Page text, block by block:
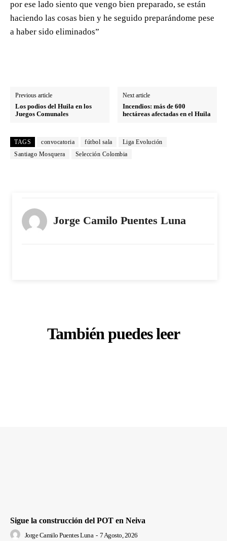
por ese lado siento que vengo bien preparado, se están
haciendo las cosas bien y he seguido preparándome pese
a haber sido eliminados”
Previous article
Los podios del Huila en los
Juegos Comunales
Next article
Incendios: más de 600
hectáreas afectadas en el Huila
TAGS convocatoria fútbol sala
Liga Evolución
Santiago Mosquera
Selección Colombia
Jorge Camilo Puentes Luna
También puedes leer
Sigue la construcción del POT en Neiva
Jorge Camilo Puentes Luna - 7 Agosto, 2026